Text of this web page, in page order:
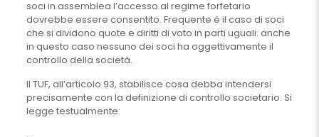
soci in assemblea l’accesso al regime forfetario
dovrebbe essere consentito. Frequente è il caso di soci
che si dividono quote e diritti di voto in parti uguali: anche
in questo caso nessuno dei soci ha oggettivamente il
controllo della società.
Il TUF, all’articolo 93, stabilisce cosa debba intendersi
precisamente con la definizione di controllo societario. Si
legge testualmente: